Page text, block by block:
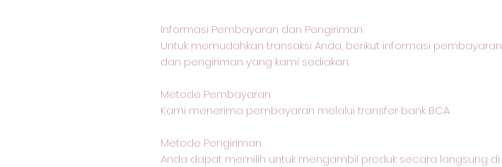
Informasi Pembayaran dan Pengiriman
Untuk memudahkan transaksi Anda, berikut informasi pembayaran
dan pengiriman yang kami sediakan:
Metode Pembayaran
Kami menerima pembayaran melalui transfer bank BCA
Metode Pengiriman
Anda dapat memilih untuk mengambil produk secara langsung di